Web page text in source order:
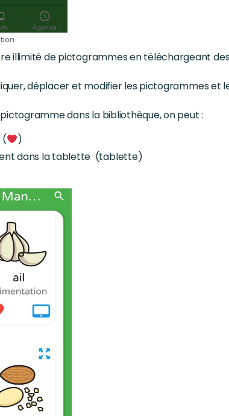
illimité de pictogrammes en téléchargeant
déplacer et modifier les pictogrammes et
dans la bibliothèque, on peut :
(
)
dans la tablette (tablette)